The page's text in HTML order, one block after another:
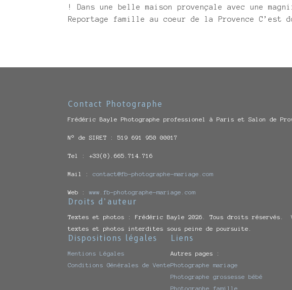
! Dans une belle maison provençale avec une
Reportage famille au coeur de la Provence
Contact Photographe
Frédéric Bayle Photographe professionel à Paris et Salon de
N° de SIRET : 519 691 950 00017
Tel : +33(0).665.714.716
Mail :contact@fb-photographe-mariage.com
Web :www.fb-photographe-mariage.com
Droits d’auteur
Textes et photos : Frédéric Bayle 2026. Tous droits réservés.
textes et photos interdites sous peine de poursuite.
Dispositions légales
Mentions Légales
Conditions Générales de Vente
Liens
Autres pages :
Photographe mariage
Photographe grossesse bébé
Photographe famille